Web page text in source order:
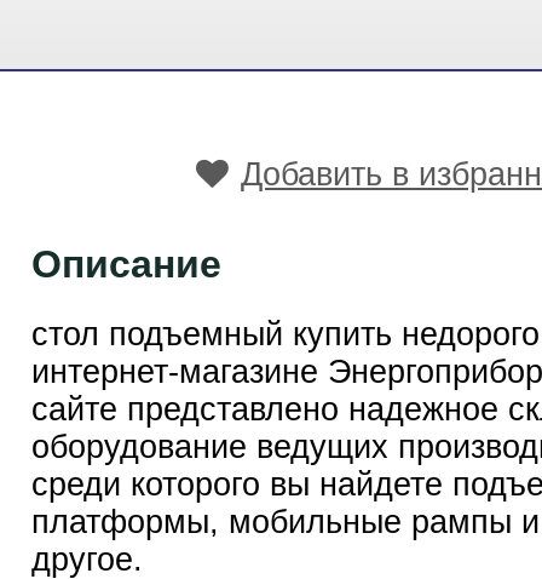
Добавить в
Описание
стол подъемный купить
интернет-магазине
сайте представлено надежное
оборудование ведущих
среди которого вы найдете
платформы, мобильные рампы и
другое.